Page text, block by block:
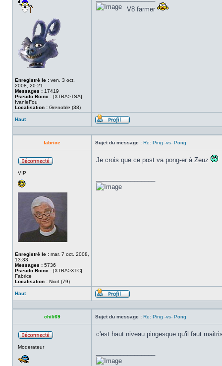
Enregistré le : ven. 3 oct.
2008, 20:21
Messages : 17419
Pseudo Boinc : [XTBA>TSA]
IvanleFou
Localisation : Grenoble (38)
V8 farmer
Haut
Profil
fabrice Sujet du message : Re: Ping -vs- Pong
VIP
Enregistré le : mar. 7 oct. 2008,
13:33
Messages : 5736
Pseudo Boinc : [XTBA>XTC]
Fabrice
Localisation : Niort (79)
Je crois que ce post va pong-er à Zeuz
Haut
Profil
chili69 Sujet du message : Re: Ping -vs- Pong
Moderateur
c'est haut niveau pingesque qu'il faut